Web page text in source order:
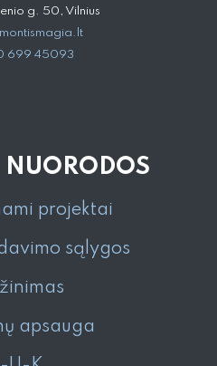
g. 50, Vilnius
699 45093
NUORODOS
projektai
sąlygos
apsauga